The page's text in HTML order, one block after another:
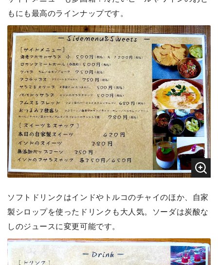
もにも最高のラインナップです。
ソフトドリンクはインドやトルコのチャイのほか、自家
製シロップを使ったドリンクも大人気。ソーダは炭酸な
しのジュースに変更可能です。